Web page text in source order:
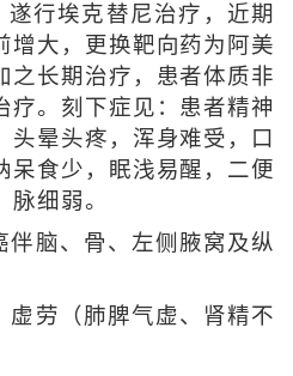
行埃克替尼治疗，近期
增大，更换靶向药为阿美
之长期治疗，患者体质非
疗。刻下症见：患者精神
头晕头疼，浑身难受，口
呆食少，眠浅易醒，二便
细弱。
伴脑、骨、左侧腋窝及纵
虚劳（肺脾气虚、肾精不